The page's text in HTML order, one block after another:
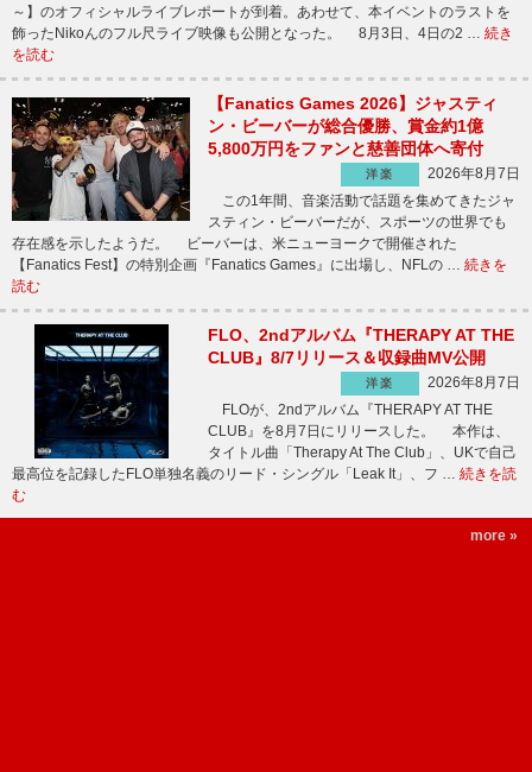
～】のオフィシャルライブレポートが到着。あわせて、本イベントのラストを
飾ったNikoんのフル尺ライブ映像も公開となった。 8月3日、4日の2 … 続き
を読む
【Fanatics Games 2026】ジャスティ
ン・ビーバーが総合優勝、賞金約1億
5,800万円をファンと慈善団体へ寄付
洋楽
2026年8月7日
この1年間、音楽活動で話題を集めてきたジャ
スティン・ビーバーだが、スポーツの世界でも
存在感を示したようだ。 ビーバーは、米ニューヨークで開催された
【Fanatics Fest】の特別企画『Fanatics Games』に出場し、NFLの … 続きを
読む
FLO、2ndアルバム『THERAPY AT THE
CLUB』8/7リリース＆収録曲MV公開
洋楽
2026年8月7日
FLOが、2ndアルバム『THERAPY AT THE
CLUB』を8月7日にリリースした。 本作は、
タイトル曲「Therapy At The Club」、UKで自己
最高位を記録したFLO単独名義のリード・シングル「Leak It」、フ … 続きを読
む
more »